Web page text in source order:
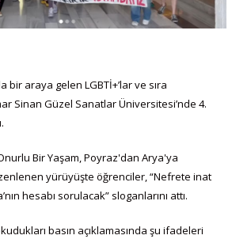
bir araya gelen LGBTİ+’lar ve sıra
Sinan Güzel Sanatlar Üniversitesi’nde 4.
Bir Yaşam, Poyraz'dan Arya'ya
yürüyüşte öğrenciler, “Nefrete inat
hesabı sorulacak” sloganlarını attı.
basın açıklamasında şu ifadeleri